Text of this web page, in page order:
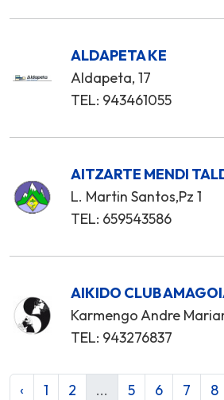
ALDAPETA KE
Aldapeta, 17
TEL: 943461055
AITZARTE MENDI
L. Martin Santos,Pz 1
TEL: 659543586
AIKIDO CLUB
Karmengo Andre
TEL: 943276837
‹ 1 2 ... 5 6 7 8